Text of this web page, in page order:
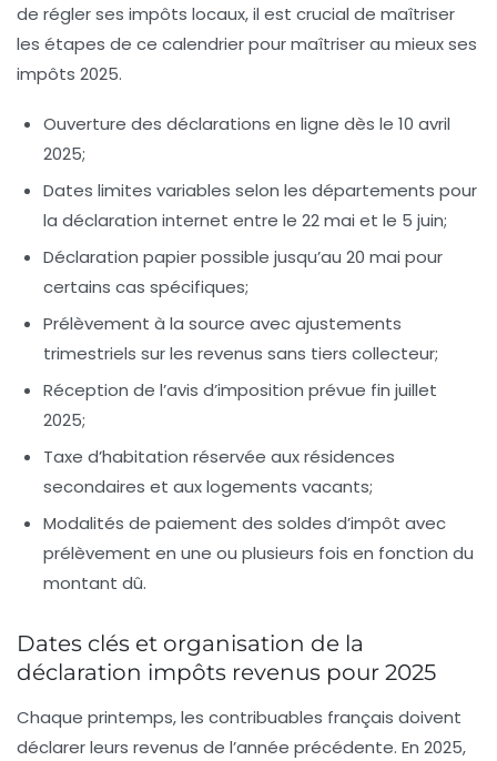
de régler ses impôts locaux, il est crucial de maîtriser
les étapes de ce calendrier pour maîtriser au mieux ses
impôts 2025.
Ouverture des déclarations en ligne dès le 10 avril
2025;
Dates limites variables selon les départements pour
la déclaration internet entre le 22 mai et le 5 juin;
Déclaration papierpossible jusqu’au 20 mai pour
certains cas spécifiques;
Prélèvement à la source avec ajustements
trimestriels sur les revenus sans tiers collecteur;
Réception de l’avis d’imposition prévue fin juillet
2025;
Taxe d’habitation réservée aux résidences
secondaires et aux logements vacants;
Modalités de paiement des soldes d’impôt avec
prélèvement en une ou plusieurs fois en fonction du
montant dû.
Dates clés et organisation de la
déclaration impôts revenus pour 2025
Chaque printemps, les contribuables français doivent
déclarer leurs revenus de l’année précédente. En 2025,